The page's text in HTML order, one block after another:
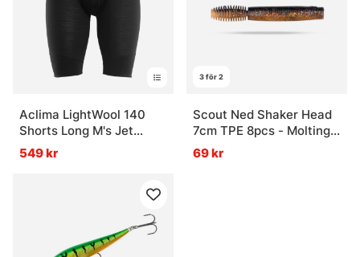
Aclima LightWool 140
Shorts Long M's Jet
Black
549 kr
3 för 2
Scout Ned Shaker Head
7cm TPE 8pcs - Molting
Craw
69 kr